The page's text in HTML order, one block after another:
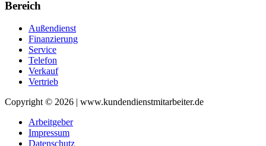
Bereich
Außendienst
Finanzierung
Service
Telefon
Verkauf
Vertrieb
Copyright © 2026 | www.kundendienstmitarbeiter.de
Arbeitgeber
Impressum
Datenschutz